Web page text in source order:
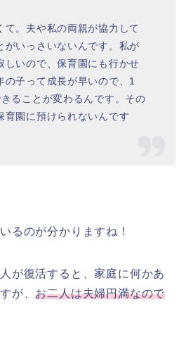
て。夫や私の両親が協力して
がいっさいないんです。私が
しいので、保育園にも行かせ
の子って成長が早いので、1
ることが変わるんです。その
育園に預けられないんです
るのが分かりますね！
が復活すると、家庭に何かあ
が、お二人は夫婦円満なので